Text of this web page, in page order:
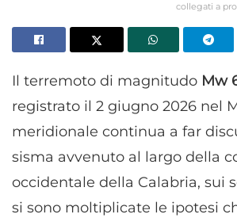
collegati a
Il terremoto di magnitudo Mw
registrato il 2 giugno 2026 nel
meridionale continua a far
sisma avvenuto al largo della
occidentale della Calabria, sui
si sono moltiplicate le ipotesi